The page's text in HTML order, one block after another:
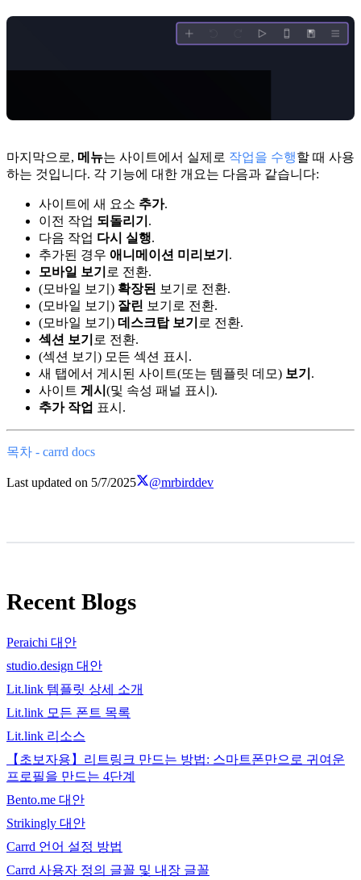
마지막으로, 메뉴는 사이트에서 실제로 작업을 수행할 때 사용
하는 것입니다. 각 기능에 대한 개요는 다음과 같습니다:
사이트에 새 요소 추가.
이전 작업 되돌리기 .
다음 작업 다시 실행.
추가된 경우 애니메이션 미리보기 .
모바일 보기 로 전환.
(모바일 보기) 확장된 보기로 전환.
(모바일 보기) 잘린 보기로 전환.
(모바일 보기) 데스크탑 보기 로 전환.
섹션 보기 로 전환.
(섹션 보기) 모든 섹션 표시.
새 탭에서 게시된 사이트(또는 템플릿 데모) 보기 .
사이트 게시 (및 속성 패널 표시).
추가 작업 표시.
목차 - carrd docs
Last updated on 5/7/2025 @mrbirddev
Recent Blogs
Peraichi 대안
studio.design 대안
Lit.link 템플릿 상세 소개
Lit.link 모든 폰트 목록
Lit.link 리소스
【초보자용】리트링크 만드는 방법: 스마트폰만으로 귀여운
프로필을 만드는 4단계
Bento.me 대안
Strikingly 대안
Carrd 언어 설정 방법
Carrd 사용자 정의 글꼴 및 내장 글꼴